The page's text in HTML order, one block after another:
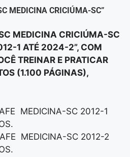
MEDICINA CRICIÚMA-SC”
MEDICINA CRICIÚMA-SC
1 ATÉ 2024-2”, COM
TREINAR E PRATICAR
(1.100 PÁGINAS),
MEDICINA-SC 2012-1
MEDICINA-SC 2012-2